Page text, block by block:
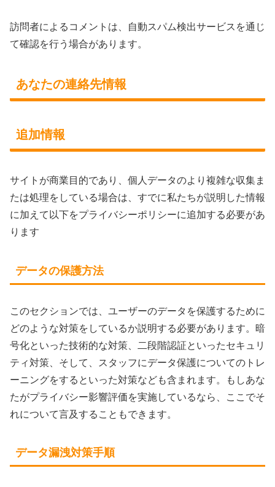
訪問者によるコメントは、自動スパム検出サービスを通じ
て確認を行う場合があります。
あなたの連絡先情報
追加情報
サイトが商業目的であり、個人データのより複雑な収集ま
たは処理をしている場合は、すでに私たちが説明した情報
に加えて以下をプライバシーポリシーに追加する必要があ
ります
データの保護方法
このセクションでは、ユーザーのデータを保護するために
どのような対策をしているか説明する必要があります。暗
号化といった技術的な対策、二段階認証といったセキュリ
ティ対策、そして、スタッフにデータ保護についてのトレ
ーニングをするといった対策なども含まれます。もしあな
たがプライバシー影響評価を実施しているなら、ここでそ
れについて言及することもできます。
データ漏洩対策手順